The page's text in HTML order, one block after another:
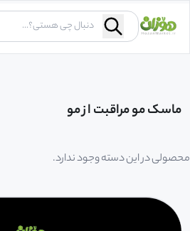
ماسک مو مراقبت از مو
محصولی در این دسته وجود ندارد.